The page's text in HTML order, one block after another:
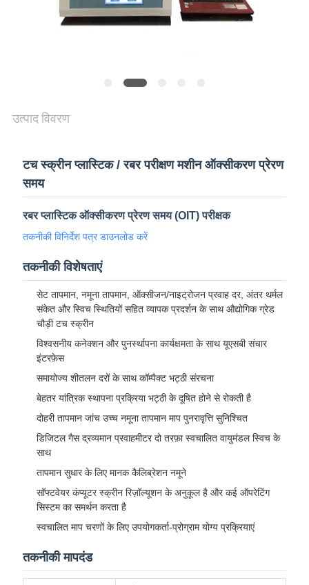
SITEMAP
PRIVACY
POLICY
उत्पाद विवरण
टच स्क्रीन प्लास्टिक / रबर परीक्षण मशीन ऑक्सीकरण प्रेरण
समय
रबर प्लास्टिक ऑक्सीकरण प्रेरण समय (OIT) परीक्षक
तकनीकी विनिर्देश पत्र डाउनलोड करें
तकनीकी विशेषताएं
सेट तापमान, नमूना तापमान, ऑक्सीजन/नाइट्रोजन प्रवाह दर, अंतर थर्मल
संकेत और स्विच स्थितियों सहित व्यापक प्रदर्शन के साथ औद्योगिक ग्रेड
चौड़ी टच स्क्रीन
विश्वसनीय कनेक्शन और पुनर्स्थापना कार्यक्षमता के साथ यूएसबी संचार
इंटरफ़ेस
समायोज्य शीतलन दरों के साथ कॉम्पैक्ट भट्ठी संरचना
बेहतर यांत्रिक स्थापना प्रक्रिया भट्ठी के दूषित होने से रोकती है
दोहरी तापमान जांच उच्च नमूना तापमान माप पुनरावृत्ति सुनिश्चित
डिजिटल गैस द्रव्यमान प्रवाहमीटर दो तरफ़ा स्वचालित वायुमंडल स्विच के
साथ
तापमान सुधार के लिए मानक कैलिब्रेशन नमूने
सॉफ्टवेयर कंप्यूटर स्क्रीन रिज़ॉल्यूशन के अनुकूल है और कई ऑपरेटिंग
सिस्टम का समर्थन करता है
स्वचालित माप चरणों के लिए उपयोगकर्ता-प्रोग्राम योग्य प्रक्रियाएं
तकनीकी मापदंड